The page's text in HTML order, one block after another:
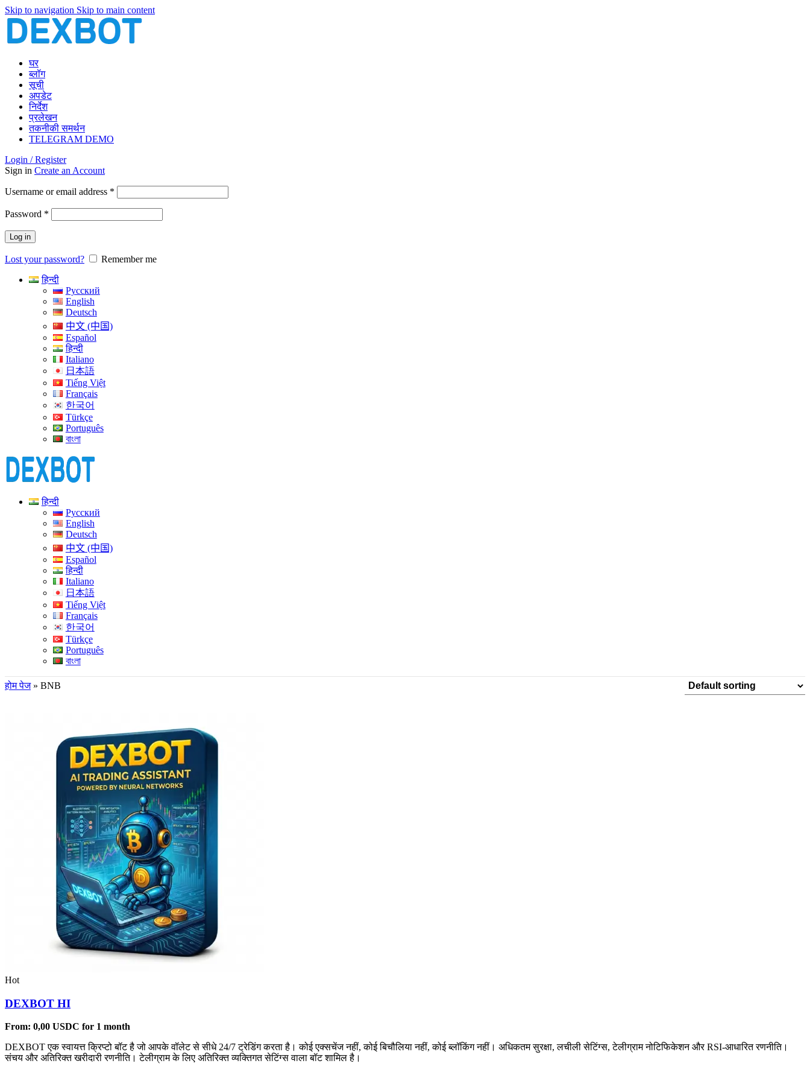
Skip to navigation Skip to main content
घर
ब्लॉग
सूची
अपडेट
निर्देश
प्रलेखन
तकनीकी समर्थन
TELEGRAM DEMO
Login / Register
Sign in Create an Account
Username or email address *
Password *
Log in
Lost your password?
Remember me
हिन्दी
Русский
English
Deutsch
中文 (中国)
Español
हिन्दी
Italiano
日本語
Tiếng Việt
Français
한국어
Türkçe
Português
বাংলা
हिन्दी
Русский
English
Deutsch
中文 (中国)
Español
हिन्दी
Italiano
日本語
Tiếng Việt
Français
한국어
Türkçe
Português
বাংলা
होम पेज» BNB
Hot
DEXBOT HI
From: 0,00 USDC for 1 month
DEXBOT एक स्वायत्त क्रिप्टो बॉट है जो आपके वॉलेट से सीधे 24/7 ट्रेडिंग करता है। कोई एक्सचेंज नहीं, कोई बिचौलिया नहीं, कोई ब्लॉकिंग नहीं। अधिकतम सुरक्षा, लचीली सेटिंग्स, टेलीग्राम नोटिफिकेशन और RSI-आधारित रणनीति।
संचय और अतिरिक्त खरीदारी रणनीति। टेलीग्राम के लिए अतिरिक्त व्यक्तिगत सेटिंग्स वाला बॉट शामिल है।